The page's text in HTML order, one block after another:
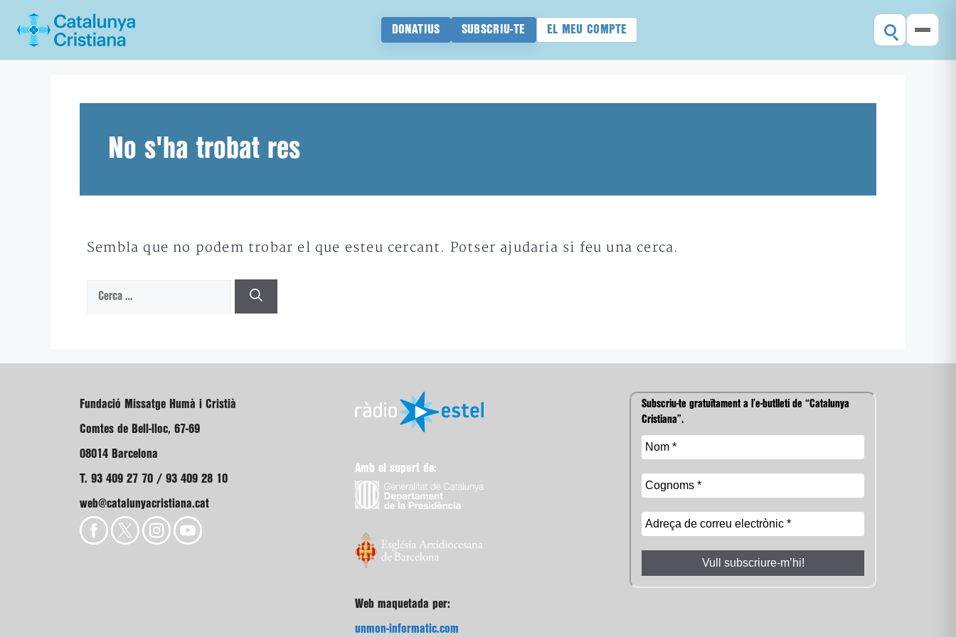
DONATIUS SUBSCRIU-TE EL MEU COMPTE
No s'ha trobat res
Sembla que no podem trobar el que esteu cercant. Potser ajudaria si feu una cerca.
Cerca:
Fundació Missatge Humà i Cristià
Comtes de Bell-lloc, 67-69
08014 Barcelona
T. 93 409 27 70 / 93 409 28 10
web@catalunyacristiana.cat
Amb el suport de:
Web maquetada per:
unmon-informatic.com
Subscriu-te gratuïtament a l’e-butlletí de “Catalunya
Cristiana”.